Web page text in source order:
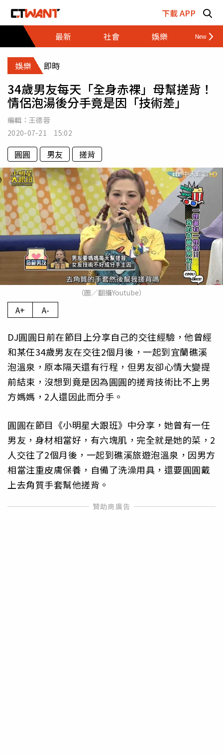
下載 APP
最新
社會 娛樂 財經
娛樂 即時
34歲男友每天「全身赤裸」母幫搓背！
情侶泡湯後分手竟是因「技術差」
編輯： 王德蓉
2020-07-21 15:02
圓圓 男友 搓背
（圖／翻攝Youtube）
A+ A-
DJ圓圓日前在節目上分享自己的交往經驗，他曾經
和某任34歲男友在交往2個月後，一起到宜蘭礁溪
泡溫泉，原本隔天還有行程，但男友卻心情大變提
前結束，沒想到竟是因為圓圓的搓背技術比不上男
方媽媽，2人還因此而分手。
圓圓在節目《小明星大跟班》中分享，她曾有一任
男友，身材相當好，有六塊肌，完全就是她的菜，2
人交往了2個月後，一起到礁溪旅遊泡溫泉，因男方
相當注重皮膚保養，自備了洗澡用具，還要圓圓戴
上去角質手套幫他搓背。